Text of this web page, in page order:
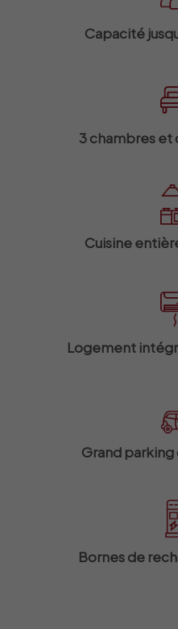
Capacité
3 chambres et
Cuisine
Logement
Grand
Bornes de